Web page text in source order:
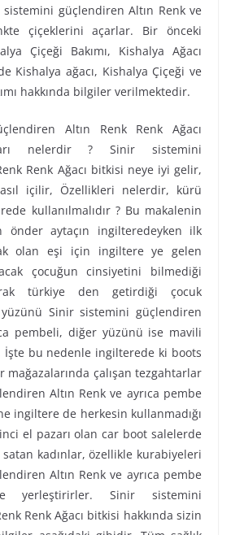
güçlendiren Altın Renk ve
çiçeklerini açarlar. Bir önceki
Çiçeği Bakımı, Kishalya Ağacı
Kishalya ağacı, Kishalya Çiçeği ve
hakkında bilgiler verilmektedir.
Altın Renk Renk Ağacı
nelerdir ? Sinir sistemini
Renk Ağacı bitkisi neye iyi gelir,
içilir, Özellikleri nelerdir, kürü
kullanılmalıdır ? Bu makalenin
önder aytaçın ingilteredeyken ilk
olan eşi için ingiltere ye gelen
çocuğun cinsiyetini bilmediği
türkiye den getirdiği çocuk
Sinir sistemini güçlendiren
pembeli, diğer yüzünü ise mavili
İşte bu nedenle ingilterede ki boots
mağazalarında çalışan tezgahtarlar
Altın Renk ve ayrıca pembe
ingiltere de herkesin kullanmadığı
el pazarı olan car boot salelerde
satan kadınlar, özellikle kurabiyeleri
Altın Renk ve ayrıca pembe
yerleştirirler. Sinir sistemini
Renk Ağacı bitkisi hakkında sizin